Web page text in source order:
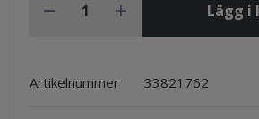
Lägg i
Artikelnummer 33821762